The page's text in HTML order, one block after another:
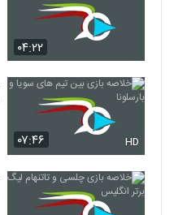
۰۴:۲۲
۰۷:۴۶ HD